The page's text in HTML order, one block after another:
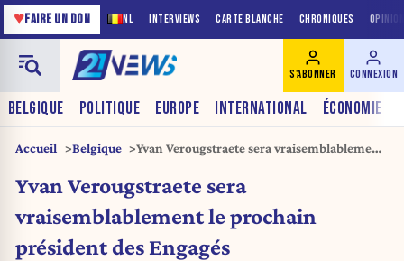
NL INTERVIEWS CARTE BLANCHE CHRONIQUES
♥FAIRE UN DON
BELGIQUE POLITIQUE EUROPE INTERNATIONAL ÉCONOMIE
S'ABONNER CONNEXION
Accueil Belgique
Yvan Verougstraete sera vraisemblablement
Yvan Verougstraete sera
vraisemblablement le prochain
président des Engagés